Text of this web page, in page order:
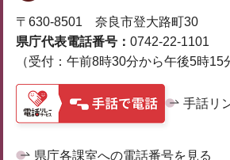
〒630-8501 奈良市登大路町30
県庁代表電話番号： 0742-22-1101
（受付：午前8時30分から午後5時15
手話リ
県庁各課室への電話番号を見る